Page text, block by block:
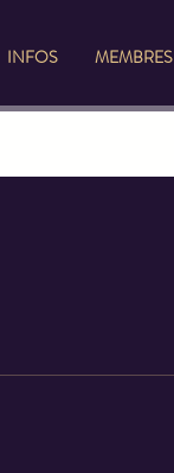
INFOS MEMBRES